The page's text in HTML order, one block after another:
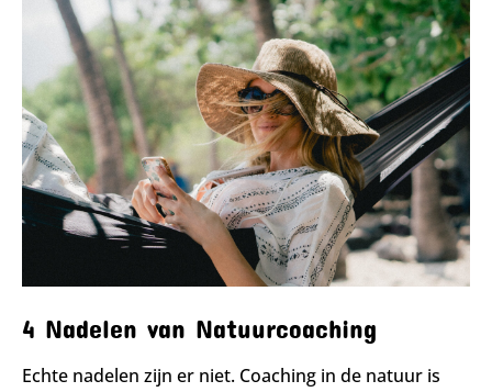
4 Nadelen van Natuurcoaching
Echte nadelen zijn er niet. Coaching in de natuur is